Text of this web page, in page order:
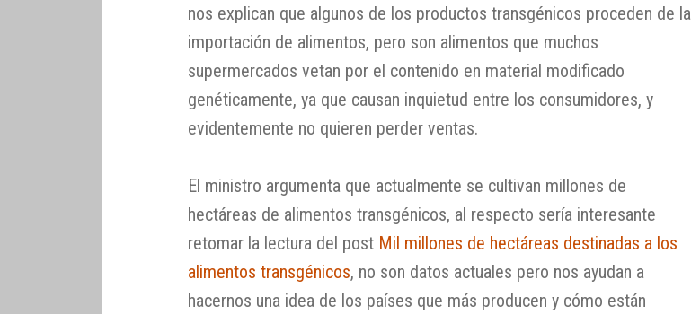
nos explican que algunos de los productos transgénicos proceden de la
importación de alimentos, pero son alimentos que muchos
supermercados vetan por el contenido en material modificado
genéticamente, ya que causan inquietud entre los consumidores, y
evidentemente no quieren perder ventas.
El ministro argumenta que actualmente se cultivan millones de
hectáreas de alimentos transgénicos, al respecto sería interesante
retomar la lectura del post Mil millones de hectáreas destinadas a los
alimentos transgénicos, no son datos actuales pero nos ayudan a
hacernos una idea de los países que más producen y cómo están